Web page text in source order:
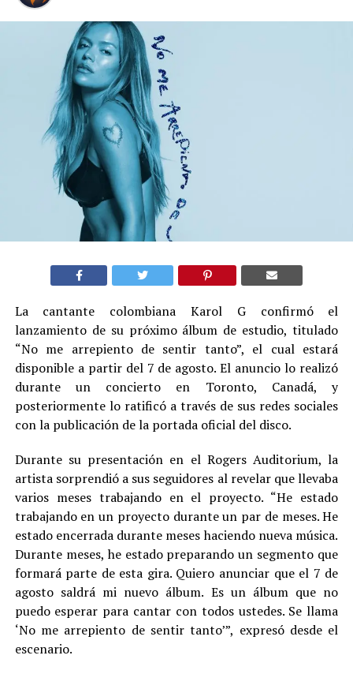
La cantante colombiana Karol G confirmó el
lanzamiento de su próximo álbum de estudio, titulado
“No me arrepiento de sentir tanto”, el cual estará
disponible a partir del 7 de agosto. El anuncio lo realizó
durante un concierto en Toronto, Canadá, y
posteriormente lo ratificó a través de sus redes sociales
con la publicación de la portada oficial del disco.
Durante su presentación en el Rogers Auditorium, la
artista sorprendió a sus seguidores al revelar que llevaba
varios meses trabajando en el proyecto. “He estado
trabajando en un proyecto durante un par de meses. He
estado encerrada durante meses haciendo nueva música.
Durante meses, he estado preparando un segmento que
formará parte de esta gira. Quiero anunciar que el 7 de
agosto saldrá mi nuevo álbum. Es un álbum que no
puedo esperar para cantar con todos ustedes. Se llama
‘No me arrepiento de sentir tanto’”, expresó desde el
escenario.